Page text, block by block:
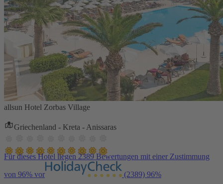
allsun Hotel Zorbas Village
Griechenland - Kreta - Anissaras
Für dieses Hotel liegen 2389 Bewertungen mit einer Zustimmung
von 96% vor (2389) 96%